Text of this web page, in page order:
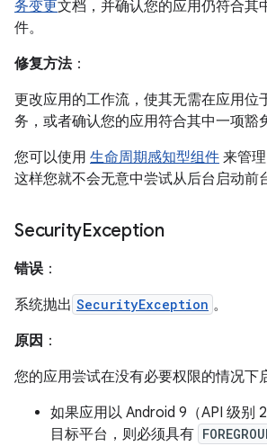
务变更文档，并确认您的应用仍符合其
件。
修复方法：
更改应用的工作流，使其无需在应用位
务，或者确认您的应用符合其中一项豁
您可以使用 生命周期感知型组件 来管
这样您就不会无意中尝试从后台启动前
SecurityException
错误：
系统抛出 SecurityException 。
原因 ：
您的应用尝试在没有必要权限的情况下
如果应用以 Android 9（API 级别
目标平台，则必须具有